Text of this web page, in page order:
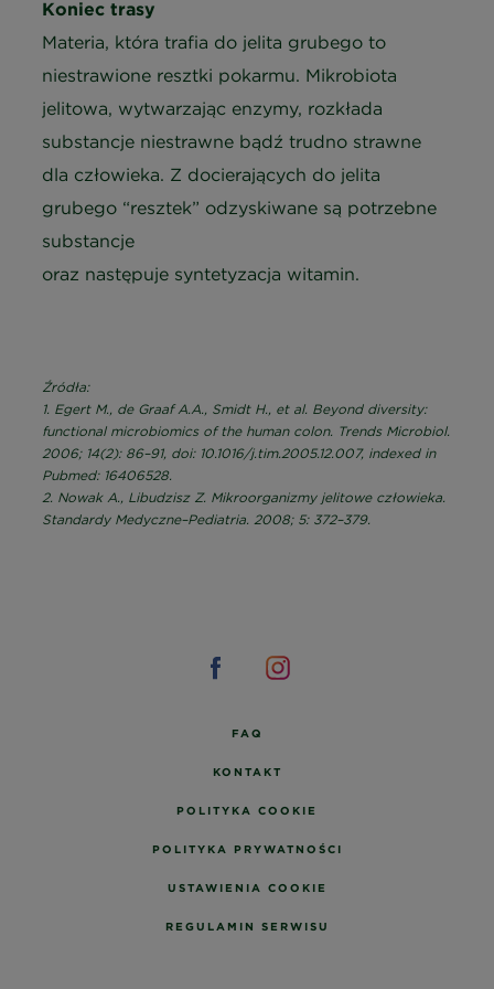
Koniec trasy
Materia, która trafia do jelita grubego to
niestrawione resztki pokarmu. Mikrobiota
jelitowa, wytwarzając enzymy, rozkłada
substancje niestrawne bądź trudno strawne
dla człowieka. Z docierających do jelita
grubego “resztek” odzyskiwane są potrzebne
substancje
oraz następuje syntetyzacja witamin.
Źródła:
1. Egert M., de Graaf A.A., Smidt H., et al. Beyond diversity:
functional microbiomics of the human colon. Trends Microbiol.
2006; 14(2): 86–91, doi: 10.1016/j.tim.2005.12.007, indexed in
Pubmed: 16406528.
2. Nowak A., Libudzisz Z. Mikroorganizmy jelitowe człowieka.
Standardy Medyczne–Pediatria. 2008; 5: 372–379.
FAQ
KONTAKT
POLITYKA COOKIE
POLITYKA PRYWATNOŚCI
USTAWIENIA COOKIE
REGULAMIN SERWISU